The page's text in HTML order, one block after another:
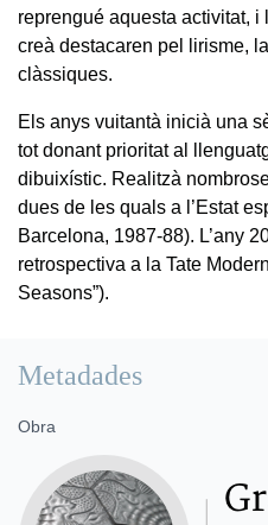
reprengué aquesta activitat, i
creà destacaren pel lirisme,
clàssiques.
Els anys vuitantà inicià una
tot donant prioritat al
dibuixístic. Realitzà
dues de les quals a l’Estat
Barcelona, 1987-88). L’any
retrospectiva a la Tate
Seasons”).
Metadades
Obra